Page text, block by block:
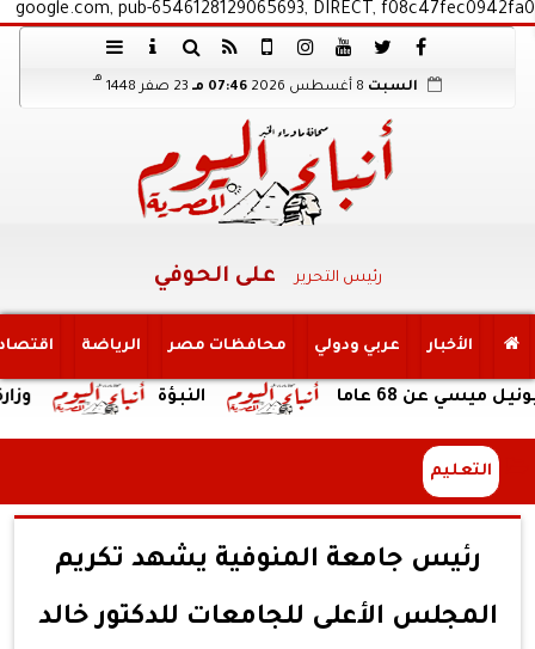
google.com, pub-6546128129065693, DIRECT, f08c47fec0942fa0
السبت 07:46 مـ 23 صفر 1448
هـ
رئيس التحرير على الحوفي
الأخبار عربي ودولي محافظات مصر الرياضة
وزارة النبؤة عاما
التعليم
رئيس جامعة المنوفية يشهد تكريم
المجلس الأعلى للجامعات للدكتور خالد